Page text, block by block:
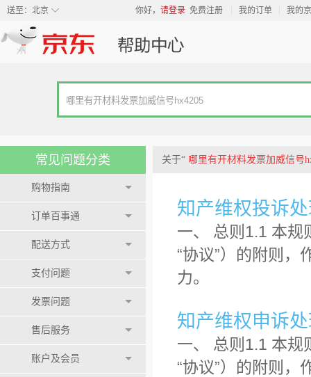
◇
送至： 北京 你好， 请登录 免费注册 我的订单 我的
常见问题分类
购物指南
订单百事通
配送方式
支付问题
发票问题
售后服务
账户及会员
关于“ 哪里有开材料发票加威信号
知产维权投诉
一、 总则1.1 本规
“协议”）的附则，
力。
知产维权申诉
一、 总则1.1 本规
“协议”）的附则，